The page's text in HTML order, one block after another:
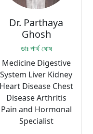
Dr. Parthaya
Ghosh
ডাঃ পার্থ ঘোষ
Medicine Digestive
System Liver Kidney
Heart Disease Chest
Disease Arthritis
Pain and Hormonal
Specialist